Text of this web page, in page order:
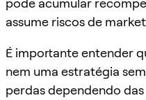
pode acumular
assume riscos de
É importante entender
nem uma estratégia
perdas dependendo